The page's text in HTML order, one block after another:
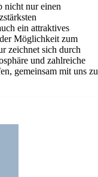
nicht nur einen
ein attraktives
Möglichkeit zum
zeichnet sich durch
und zahlreiche
gemeinsam mit uns zu